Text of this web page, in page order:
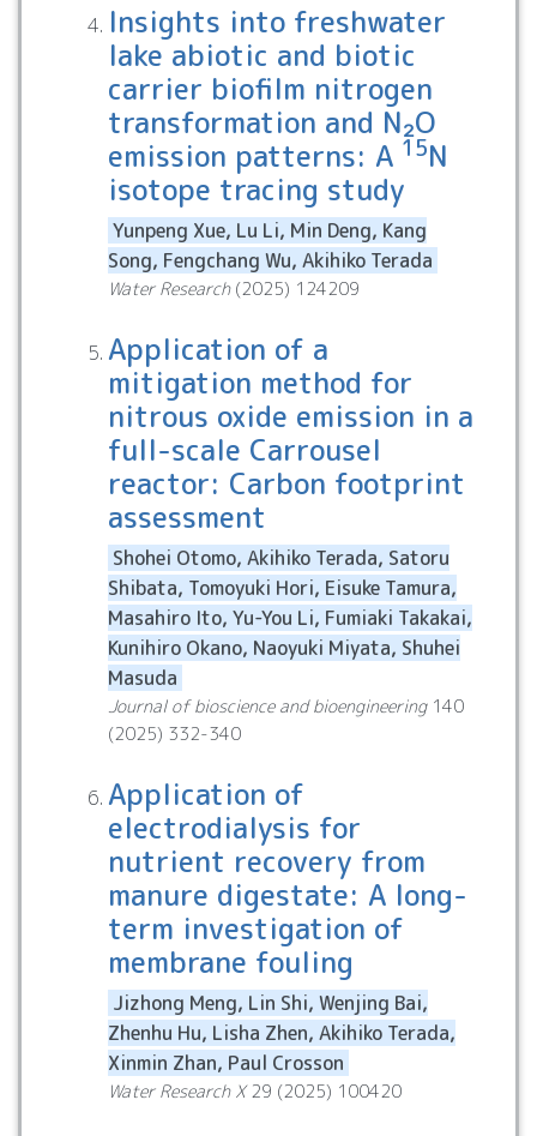
Insights into freshwater
lake abiotic and biotic
carrier biofilm nitrogen
transformation and N₂O
emission patterns: A 15N
isotope tracing study
Yunpeng Xue, Lu Li, Min Deng, Kang
Song, Fengchang Wu, Akihiko Terada
Water Research (2025) 124209
Application of a
mitigation method for
nitrous oxide emission in a
full-scale Carrousel
reactor: Carbon footprint
assessment
Shohei Otomo, Akihiko Terada, Satoru
Shibata, Tomoyuki Hori, Eisuke Tamura,
Masahiro Ito, Yu-You Li, Fumiaki Takakai,
Kunihiro Okano, Naoyuki Miyata, Shuhei
Masuda
Journal of bioscience and bioengineering 140
(2025) 332 340
Application of
electrodialysis for
nutrient recovery from
manure digestate: A long-
term investigation of
membrane fouling
Jizhong Meng, Lin Shi, Wenjing Bai,
Zhenhu Hu, Lisha Zhen, Akihiko Terada,
Xinmin Zhan, Paul Crosson
Water Research X 29 (2025) 100420